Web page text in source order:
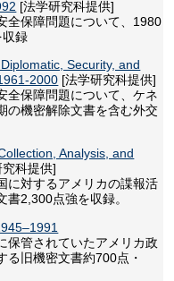
[法学研究科提供]
全保障問題について、1980
収録
Security, and
2000 [法学研究科提供]
全保障問題について、ケネ
の機密解除文書を含む外交
Analysis, and
科提供]
に対するアメリカの諜報活
2,300点強を収録。
保管されていたアメリカ政
る旧機密文書約700点・